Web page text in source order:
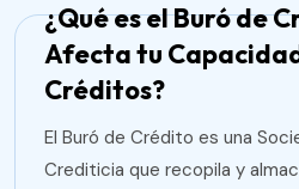
¿Qué es el Buró de
Afecta tu
Créditos?
El Buró de Crédito es una
Crediticia que recopila y